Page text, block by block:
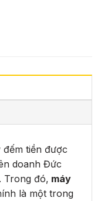
đếm tiền được
doanh Đức
Trong đó, máy
là một trong